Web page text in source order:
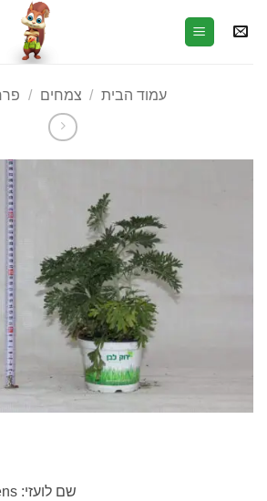
עמוד הבית צמחים / פרחי עונה
שם לועזי: Artemisia arborescens